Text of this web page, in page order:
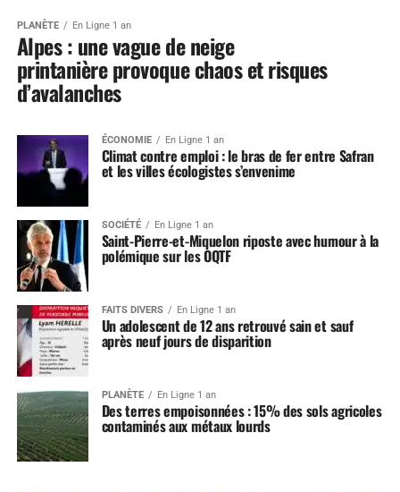
PLANÈTE En Ligne 1 an
Alpes : une vague de neige
printanière provoque chaos et risques
d’avalanches
ÉCONOMIE En Ligne 1 an
Climat contre emploi : le bras de fer entre Safran
et les villes écologistes s’envenime
SOCIÉTÉ En Ligne 1 an
Saint-Pierre-et-Miquelon riposte avec humour à la
polémique sur les OQTF
FAITS DIVERS En Ligne 1 an
Un adolescent de 12 ans retrouvé sain et sauf
après neuf jours de disparition
PLANÈTE En Ligne 1 an
Des terres empoisonnées : 15% des sols agricoles
contaminés aux métaux lourds